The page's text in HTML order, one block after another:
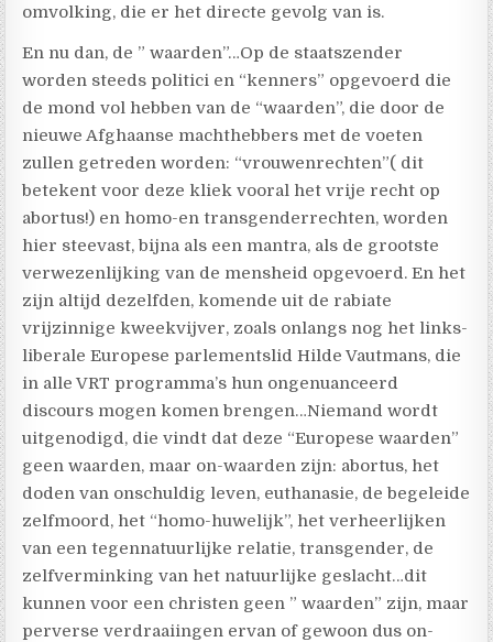
omvolking, die er het directe gevolg van is.
En nu dan, de ” waarden”…Op de staatszender
worden steeds politici en “kenners” opgevoerd die
de mond vol hebben van de “waarden”, die door de
nieuwe Afghaanse machthebbers met de voeten
zullen getreden worden: “vrouwenrechten”( dit
betekent voor deze kliek vooral het vrije recht op
abortus!) en homo-en transgenderrechten, worden
hier steevast, bijna als een mantra, als de grootste
verwezenlijking van de mensheid opgevoerd. En het
zijn altijd dezelfden, komende uit de rabiate
vrijzinnige kweekvijver, zoals onlangs nog het links-
liberale Europese parlementslid Hilde Vautmans, die
in alle VRT programma’s hun ongenuanceerd
discours mogen komen brengen…Niemand wordt
uitgenodigd, die vindt dat deze “Europese waarden”
geen waarden, maar on-waarden zijn: abortus, het
doden van onschuldig leven, euthanasie, de begeleide
zelfmoord, het “homo-huwelijk”, het verheerlijken
van een tegennatuurlijke relatie, transgender, de
zelfverminking van het natuurlijke geslacht…dit
kunnen voor een christen geen ” waarden” zijn, maar
perverse verdraaiingen ervan of gewoon dus on-